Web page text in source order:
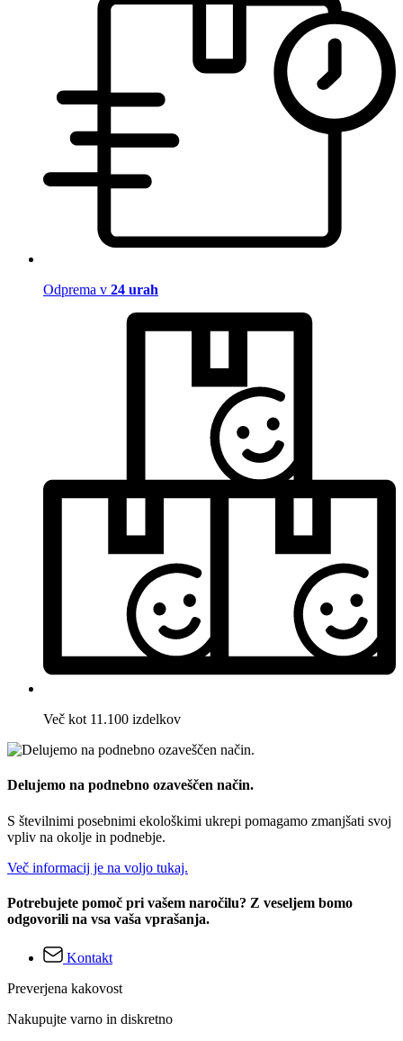
Odprema v 24 urah
Več kot 11.100 izdelkov
Delujemo na podnebno ozaveščen način.
S številnimi posebnimi ekološkimi ukrepi pomagamo zmanjšati svoj
vpliv na okolje in podnebje.
Več informacij je na voljo tukaj.
Potrebujete pomoč pri vašem naročilu? Z veseljem bomo
odgovorili na vsa vaša vprašanja.
Kontakt
Preverjena kakovost
Nakupujte varno in diskretno